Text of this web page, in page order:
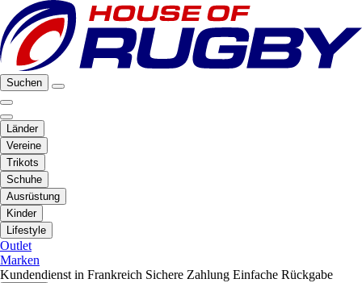
Suchen
Länder
Vereine
Trikots
Schuhe
Ausrüstung
Kinder
Lifestyle
Outlet
Marken
Kundendienst in Frankreich Sichere Zahlung Einfache Rückgabe